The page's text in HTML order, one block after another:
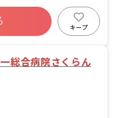
知らせの作成
利厚生充実
産休育休制度
キープ
総合病院さくらん